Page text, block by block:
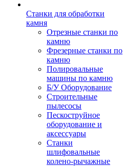
Станки для обработки
камня
Отрезные станки по
камню
Фрезерные станки по
камню
Полировальные
машины по камню
Б/У Оборудование
Строительные
пылесосы
Пескоструйное
оборудование и
аксессуары
Станки
шлифовальные
колено-рычажные